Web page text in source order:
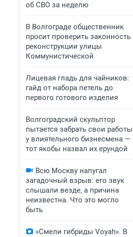
об СВО за неделю
В Волгограде общественник
просит проверить законность
реконструкции улицы
Коммунистической
Лицевая гладь для чайников:
гайд от набора петель до
первого готового изделия
Волгоградский скульптор
пытается забрать свои работы
у влиятельного бизнесмена —
тот якобы назвал их ерундой
Всю Москву напугал
загадочный взрыв: его звук
слышали везде, а причина
неизвестна. Что это могло
быть
«Смели гибриды Voyah». В